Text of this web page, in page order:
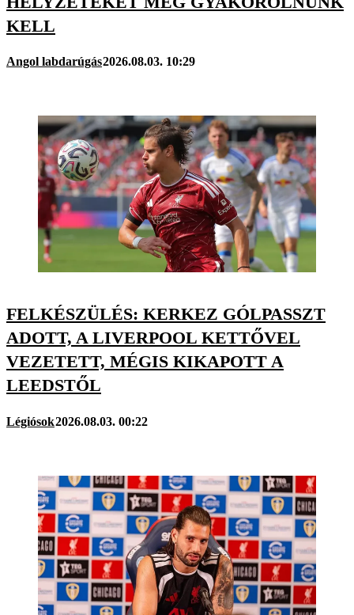
KELL
Angol labdarúgás2026.08.03. 10:29
FELKÉSZÜLÉS: KERKEZ GÓLPASSZT
ADOTT, A LIVERPOOL KETTŐVEL
VEZETETT, MÉGIS KIKAPOTT A
LEEDSTŐL
Légiósok2026.08.03. 00:22